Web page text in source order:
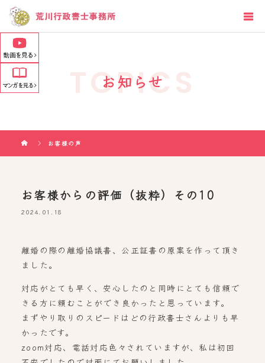
お知らせ
TOPICS
お客様の声
お客様からの評価（抜粋）その10
2024.01.18
離婚の際の離婚協議書、公正証書の原案を作って頂き
ました。
対応がとても早く、安心したのと同時にとても信頼で
きる方に頼むことができ良かったと思っています。
まずやり取りのスピードはどの行政書士さんよりも早
かったです。
zoom対応、電話対応色々されていますが、私は初回